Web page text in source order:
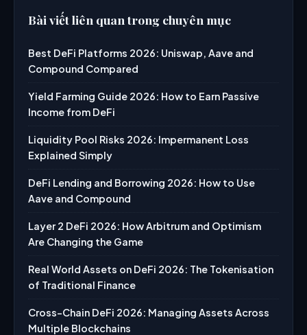
Bài viết liên quan trong chuyên mục
Best DeFi Platforms 2026: Uniswap, Aave and
Compound Compared
Yield Farming Guide 2026: How to Earn Passive
Income from DeFi
Liquidity Pool Risks 2026: Impermanent Loss
Explained Simply
DeFi Lending and Borrowing 2026: How to Use
Aave and Compound
Layer 2 DeFi 2026: How Arbitrum and Optimism
Are Changing the Game
Real World Assets on DeFi 2026: The Tokenisation
of Traditional Finance
Cross-Chain DeFi 2026: Managing Assets Across
Multiple Blockchains